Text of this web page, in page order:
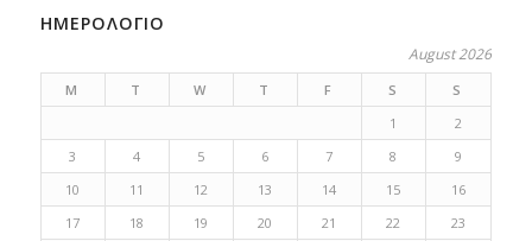
ΗΜΕΡΟΛΟΓΙΟ
August 2026
M T W T F S
S
1
2
3
4 5 6 7 8
9
10
11 12 13 14 15
16
17
18 19 20 21 22
23